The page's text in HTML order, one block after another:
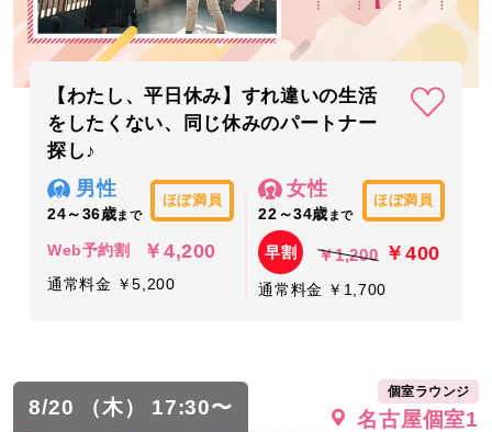
【わたし、平日休み】すれ違いの生活
をしたくない、同じ休みのパートナー
探し♪
男性
24～36歳まで
ほぼ満員
Web予約割 ￥4,200
通常料金 ￥5,200
女性
22～34歳 まで
ほぼ満員
早割 ￥1,200 ￥400
通常料金 ￥1,700
8/20 （木） 17:30〜
個室ラウンジ
名古屋個室1